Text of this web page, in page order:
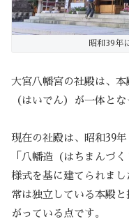
昭和39年
大宮八幡宮の社殿は、
（はいでん）が一体と
現在の社殿は、昭和39
「八幡造（はちまんづ
様式を基に建てられま
常は独立している本殿
がっている点です。